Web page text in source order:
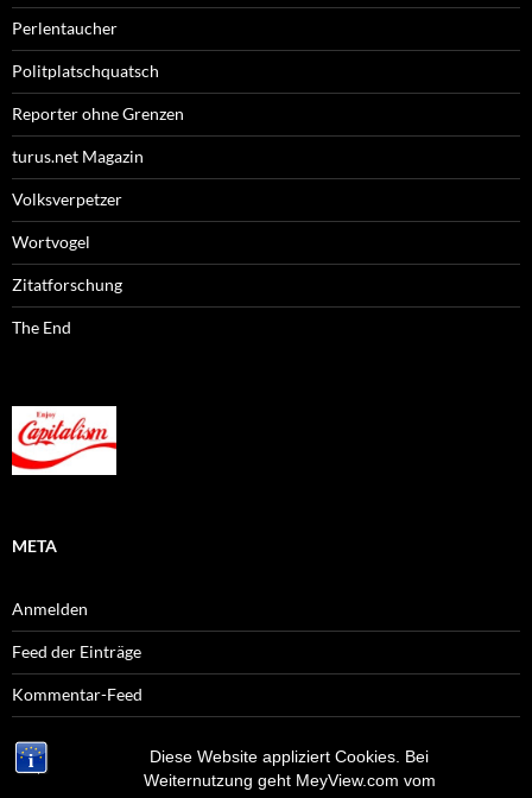
Diese Website appliziert Cookies. Bei
Weiternutzung geht MeyView.com vom
Perlentaucher
Politplatschquatsch
Reporter ohne Grenzen
turus.net Magazin
Volksverpetzer
Wortvogel
Zitatforschung
The End
META
Anmelden
Feed der Einträge
Kommentar-Feed
WordPress.org